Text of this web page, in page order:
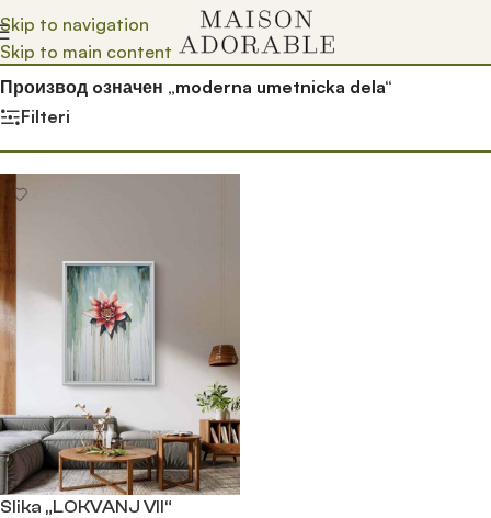
Skip to navigation
Skip to main content
Почетна/Prodavnica/
Производ oзначен „moderna umetnicka dela“
Filteri
Slika „LOKVANJ VII“